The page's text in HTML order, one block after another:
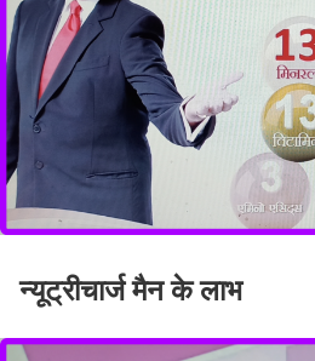
न्यूट्रीचार्ज मैन के लाभ